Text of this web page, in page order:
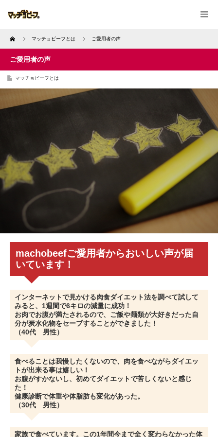
Home マッチョビーフとは ご愛用者の声
ご愛用者の声
マッチョビーフとは
machobeefご愛用者からおいしい声が届
いています！
インターネットで見かける肉食ダイエット法を調べて試して
みると、1週間で6キロの減量に成功！
お肉でお腹が満たされるので、ご飯や麺類が大好きだった自
分が炭水化物をセーブすることができました！
（40代 男性）
食べることは我慢したくないので、肉を食べながらダイエッ
トが出来る事は嬉しい！
お腹がすかないし、初めてダイエットで苦しくないと感じ
た！
健康診断で体重や体脂肪も変化があった。
（30代 男性）
家族で食べています。この1年間今まで全く変わらなかった体